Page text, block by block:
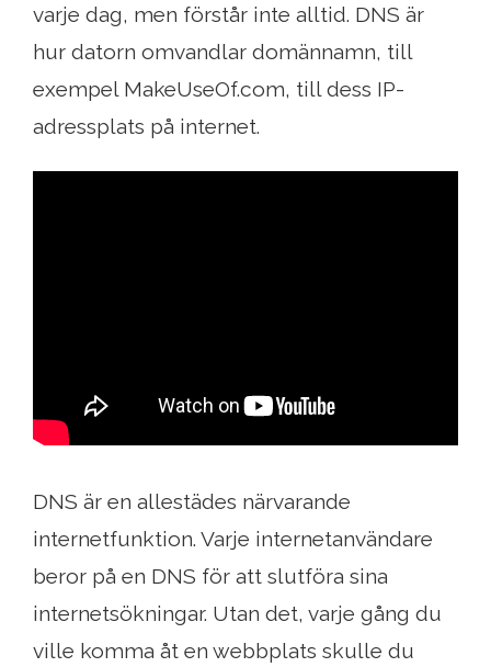
varje dag, men förstår inte alltid. DNS är
hur datorn omvandlar domännamn, till
exempel MakeUseOf.com, till dess IP-
adressplats på internet.
DNS är en allestädes närvarande
internetfunktion. Varje internetanvändare
beror på en DNS för att slutföra sina
internetsökningar. Utan det, varje gång du
ville komma åt en webbplats skulle du